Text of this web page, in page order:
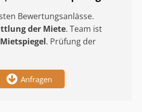
Bewertungsanlässe.
der Miete. Team ist
Mietspiegel. Prüfung der
Anfragen